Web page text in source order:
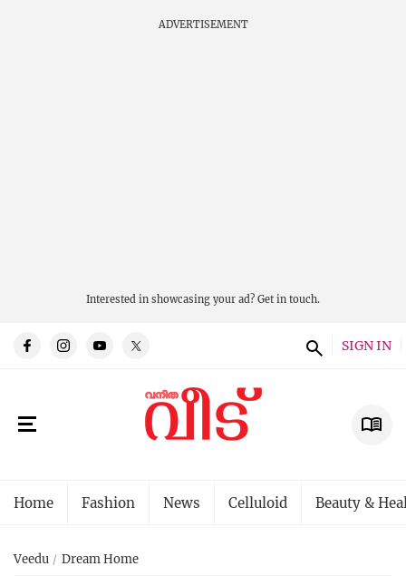
ADVERTISEMENT
Interested in showcasing your ad? Get in touch.
SIGN IN
Home Fashion News Celluloid Beauty &
Veedu Dream Home